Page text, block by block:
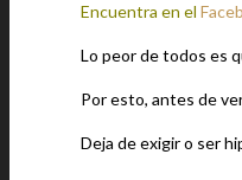
Encuentra en el
Lo peor de todos es
Por esto, antes de
Deja de exigir o ser